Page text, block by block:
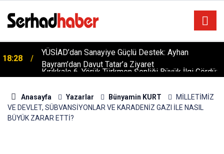
18:06
Kırıkkale 6. Yörük Türkmen Şenliği Büyük İlgi Gördü:
Hedef Küresel Tanıtım
Anasayfa Yazarlar Bünyamin KURT
MİLLETİMİZ
VE DEVLET, SÜBVANSİYONLAR VE KARADENİZ GAZI İLE NASIL
BÜYÜK ZARAR ETTİ?